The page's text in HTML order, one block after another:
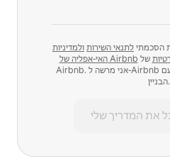
הסכמתילתנאי השירותולמדיניות
האי-אפליה של Airbnb של
Airbnb. אני מרשה ל-Airbnb לשתף את פרטי הקשר שלי עם
הבניין.
את המדריך שלי